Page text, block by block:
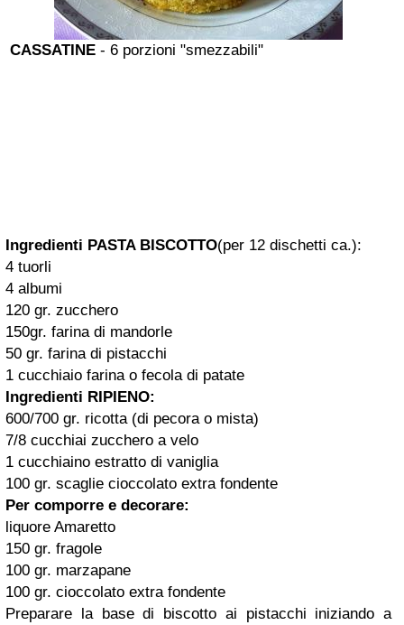
CASSATINE - 6 porzioni "smezzabili"
Ingredienti PASTA BISCOTTO(per 12 dischetti ca.):
4 tuorli
4 albumi
120 gr. zucchero
150gr. farina di mandorle
50 gr. farina di pistacchi
1 cucchiaio farina o fecola di patate
Ingredienti RIPIENO:
600/700 gr. ricotta (di pecora o mista)
7/8 cucchiai zucchero a velo
1 cucchiaino estratto di vaniglia
100 gr. scaglie cioccolato extra fondente
Per comporre e decorare:
liquore Amaretto
150 gr. fragole
100 gr. marzapane
100 gr. cioccolato extra fondente
Preparare la base di biscotto ai pistacchi iniziando a